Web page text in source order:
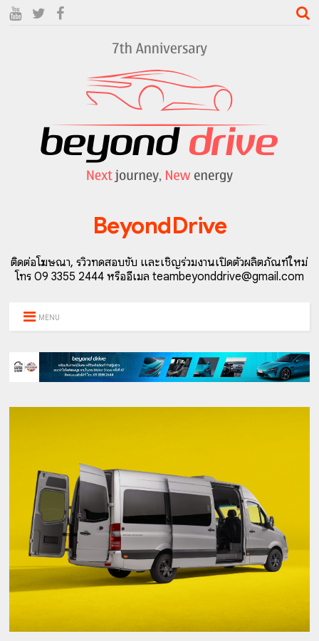
BeyondDrive
ติดต่อโฆษณา, รีวิวทดสอบขับ และเชิญร่วมงานเปิดตัวผลิตภัณฑ์ใหม่
โทร 09 3355 2444 หรืออีเมล teambeyonddrive@gmail.com
MENU